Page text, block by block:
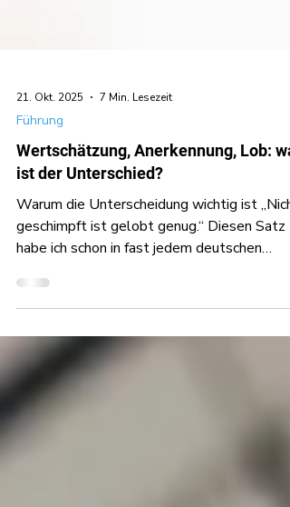
21. Okt. 2025 7 Min. Lesezeit
Führung
Wertschätzung, Anerkennung, Lob:
ist der Unterschied?
Warum die Unterscheidung wichtig ist „Nicht
geschimpft ist gelobt genug.“ Diesen Satz
Dialekt gehört. Und überall wird mir erklärt:
„Ja, das ist typisch für unsere Region. So
machen wir das halt.“ Das zeigt, wie stark
Sprache den Alltag prägt - gerade in
technisch geprägten KMUs. Hier lohnt es